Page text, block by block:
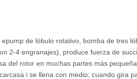
de lóbulo rotativo, bomba de tres
2-4 engranajes), produce fuerza de
del rotor en muchas partes más
i se llena con medio; cuando gira